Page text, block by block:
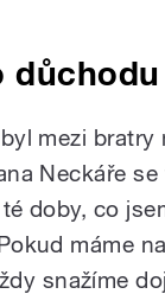
mezi
Neckáře
doby, co
máme
snažíme